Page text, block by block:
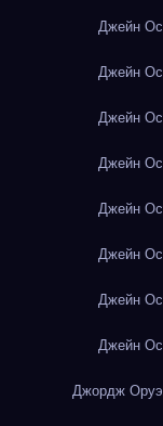
Джейн
Джейн
Джейн
Джейн
Джейн
Джейн
Джейн
Джейн
Джордж